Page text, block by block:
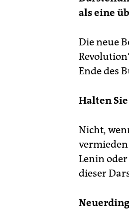
als eine
Die neue
Ende des
Halten
Nicht,
vermieden
Lenin
dieser